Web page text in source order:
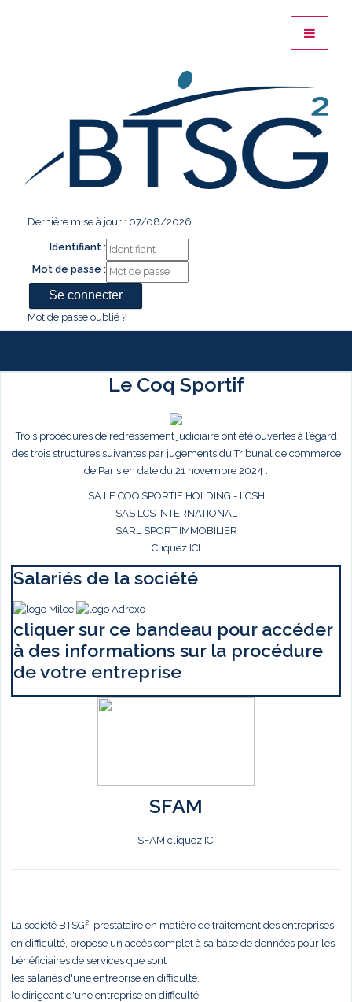
Dernière mise à jour : 07/08/2026
Identifiant :
Mot de passe :
Mot de passe oublié ?
Le Coq Sportif
Trois procédures de redressement judiciaire ont été ouvertes à l’égard
des trois structures suivantes par jugements du Tribunal de commerce
de Paris en date du 21 novembre 2024 :
SA LE COQ SPORTIF HOLDING - LCSH
SAS LCS INTERNATIONAL
SARL SPORT IMMOBILIER
Cliquez ICI
Salariés de la société
cliquer sur ce bandeau pour accéder
à des informations sur la procédure
de votre entreprise
SFAM
SFAM cliquez ICI
La société BTSG², prestataire en matière de traitement des entreprises
en difficulté, propose un accès complet à sa base de données pour les
bénéficiaires de services que sont :
les salariés d'une entreprise en difficulté,
le dirigeant d'une entreprise en difficulté,